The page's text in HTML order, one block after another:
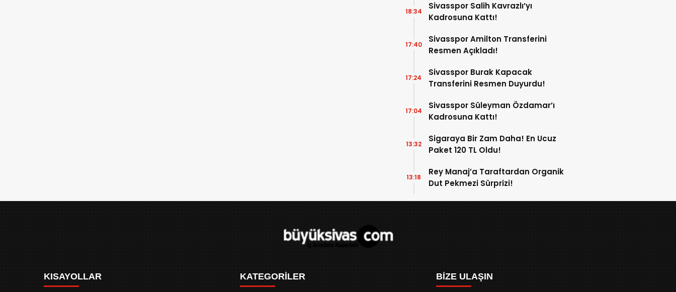
Sivasspor Salih Kavrazlı’yı
Kadrosuna Kattı!
18:34
Sivasspor Amilton Transferini
Resmen Açıkladı!
17:40
Sivasspor Burak Kapacak
Transferini Resmen Duyurdu!
17:24
Sivasspor Süleyman Özdamar’ı
Kadrosuna Kattı!
17:04
Sigaraya Bir Zam Daha! En Ucuz
Paket 120 TL Oldu!
13:32
Rey Manaj’a Taraftardan Organik
Dut Pekmezi Sürprizi!
13:18
KISAYOLLAR KATEGORİLER BİZE ULAŞIN